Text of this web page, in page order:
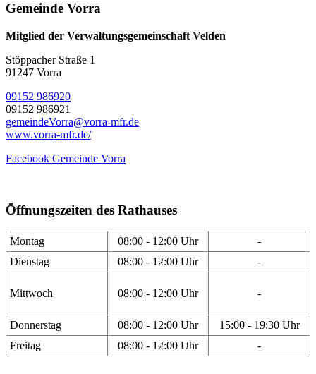
Gemeinde Vorra
Mitglied der Verwaltungsgemeinschaft Velden
Stöppacher Straße 1
91247 Vorra
09152 986920
09152 986921
gemeindeVorra@vorra-mfr.de
www.vorra-mfr.de/
Facebook Gemeinde Vorra
Öffnungszeiten des Rathauses
Montag 08:00 - 12:00 Uhr
-
Dienstag
08:00 - 12:00 Uhr -
Mittwoch 08:00 - 12:00 Uhr -
Donnerstag 08:00 - 12:00 Uhr
15:00 - 19:30 Uhr
Freitag
08:00 - 12:00 Uhr -